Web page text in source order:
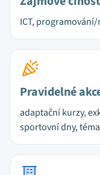
ICT,
Pravidelné
adaptační kurzy,
sportovní dny,